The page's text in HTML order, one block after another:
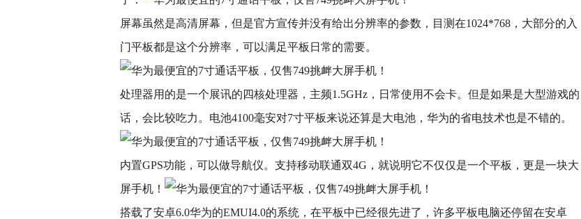
屏幕虽然是高清屏幕，但是官方宣传并没有给出分辨率的参数，目测在1024*768，大部分的入
门平板都是这个分辨率，可以满足平板日常的需要。
处理器用的是一个展讯的四核处理器，主频1.5GHz，日常使用不会卡。但是如果是大型游戏的
话，会比较吃力。电池4100毫安对7寸平板来说还算是大电池，华为的省电技术也是不错的。
内置GPS功能，可以做导航仪。支持移动联通双4G，就说明它不仅仅是一个平板，更是一块大
屏手机！
搭载了安卓6.0华为的EMUI4.0的系统，在平板中已经很先进了，许多平板电脑还停留在安卓